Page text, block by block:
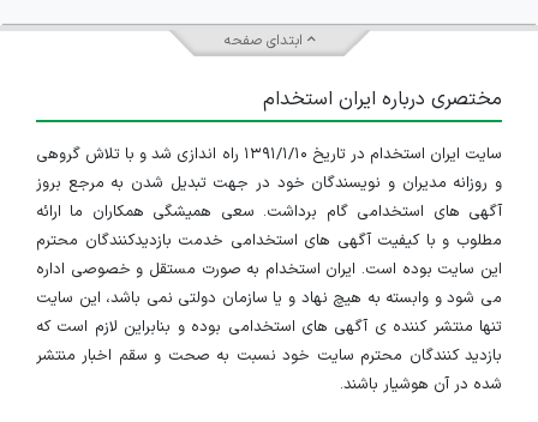
ابتدای صفحه
مختصری درباره ایران استخدام
سایت ایران استخدام در تاریخ ۱۳۹۱/۱/۱۰ راه اندازی شد و با تلاش گروهی
و روزانه مدیران و نویسندگان خود در جهت تبدیل شدن به مرجع بروز
آگهی های استخدامی گام برداشت. سعی همیشگی همکاران ما ارائه
مطلوب و با کیفیت آگهی های استخدامی خدمت بازدیدکنندگان محترم
این سایت بوده است. ایران استخدام به صورت مستقل و خصوصی اداره
می شود و وابسته به هیچ نهاد و یا سازمان دولتی نمی باشد، این سایت
تنها منتشر کننده ی آگهی های استخدامی بوده و بنابراین لازم است که
بازدید کنندگان محترم سایت خود نسبت به صحت و سقم اخبار منتشر
شده در آن هوشیار باشند.